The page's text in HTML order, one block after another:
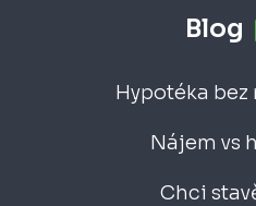
Blog
Hypotéka
Nájem vs
Chci